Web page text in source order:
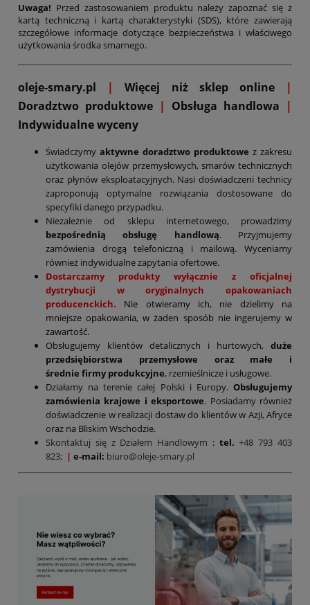
Uwaga! Przed zastosowaniem produktu należy zapoznać się z
kartą techniczną i kartą charakterystyki (SDS), które zawierają
szczegółowe informacje dotyczące bezpieczeństwa i właściwego
użytkowania środka smarnego.
oleje-smary.pl | Więcej niż sklep online
|
Doradztwo produktowe | Obsługa handlowa |
Indywidualne wyceny
Świadczymy aktywne doradztwo produktowe z zakresu
użytkowania olejów przemysłowych, smarów technicznych
oraz płynów eksploatacyjnych. Nasi doświadczeni technicy
zaproponują optymalne rozwiązania dostosowane do
specyfiki danego przypadku.
Niezależnie od sklepu internetowego, prowadzimy
bezpośrednią obsługę handlową. Przyjmujemy
zamówienia drogą telefoniczną i mailową. Wyceniamy
również indywidualne zapytania ofertowe.
Dostarczamy produkty wyłącznie z oficjalnej
dystrybucji w oryginalnych opakowaniach
producenckich. Nie otwieramy ich, nie dzielimy na
mniejsze opakowania, w żaden sposób nie ingerujemy w
zawartość.
Obsługujemy klientów detalicznych i hurtowych, duże
przedsiębiorstwa przemysłowe oraz małe i
średnie firmy produkcyjne, rzemieślnicze i usługowe.
Działamy na terenie całej Polski i Europy. Obsługujemy
zamówienia krajowe i eksportowe. Posiadamy również
doświadczenie w realizacji dostaw do klientów w Azji, Afryce
oraz na Bliskim Wschodzie.
Skontaktuj się z Działem Handlowym : tel.+48 793 403
823; | e-mail: biuro@oleje-smary.pl